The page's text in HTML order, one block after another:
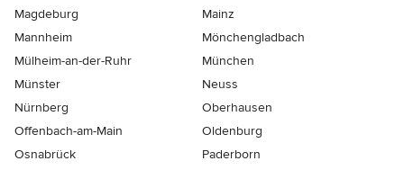
Magdeburg
Mainz
Mannheim
Mönchen­gladbach
Mülheim-an-der-Ruhr
München
Münster
Neuss
Nürnberg
Oberhausen
Offenbach-am-Main
Oldenburg
Osnabrück
Paderborn